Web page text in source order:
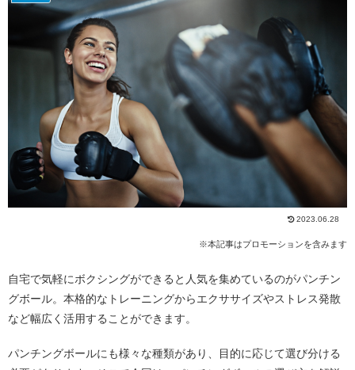
2023.06.28
※本記事はプロモーションを含みます
自宅で気軽にボクシングができると人気を集めているのがパンチン
グボール。本格的なトレーニングからエクササイズやストレス発散
など幅広く活用することができます。
パンチングボールにも様々な種類があり、目的に応じて選び分ける